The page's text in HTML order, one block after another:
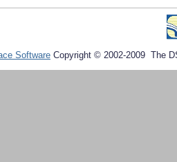
Software Copyright © 2002-2009 The